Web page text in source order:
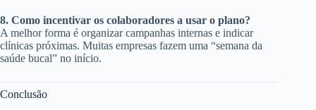
8. Como incentivar os colaboradores a usar o plano?
A melhor forma é organizar campanhas internas e indicar
clínicas próximas. Muitas empresas fazem uma “semana da
saúde bucal” no início.
Conclusão